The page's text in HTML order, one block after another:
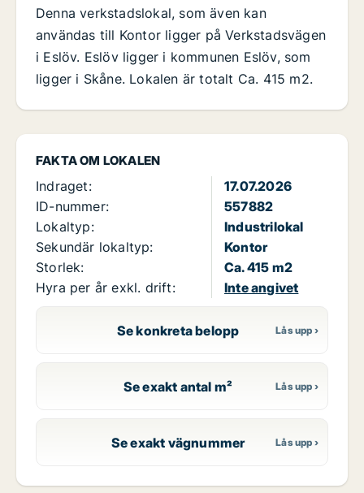
FAKTA OM LOKALEN
Indraget:
17.07.2026
ID-nummer:
557882
Lokaltyp:
Industrilokal
Sekundär lokaltyp:
Kontor
Storlek:
Ca. 415 m2
Hyra per år exkl. drift:
Inte angivet
Se konkreta belopp
Se exakt antal m²
Se exakt vägnummer
Denna verkstadslokal, som även kan
användas till Kontor ligger på Verkstadsvägen
i Eslöv. Eslöv ligger i kommunen Eslöv, som
ligger i Skåne. Lokalen är totalt Ca. 415 m2.